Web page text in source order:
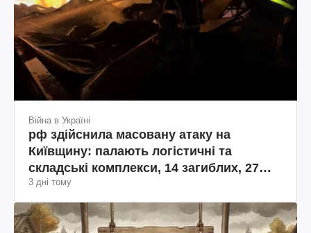
Війна в Україні
рф здійснила масовану атаку на
Київщину: палають логістичні та
складські комплекси, 14 загиблих, 27
поранених (фото, відео)
3 дні тому